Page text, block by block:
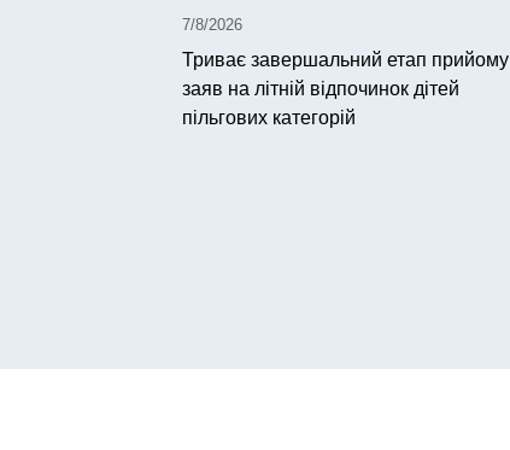
7/8/2026
Триває завершальний етап прийому
заяв на літній відпочинок дітей
пільгових категорій